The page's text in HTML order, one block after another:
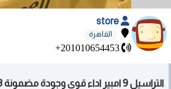
القاهرة
+201010654453